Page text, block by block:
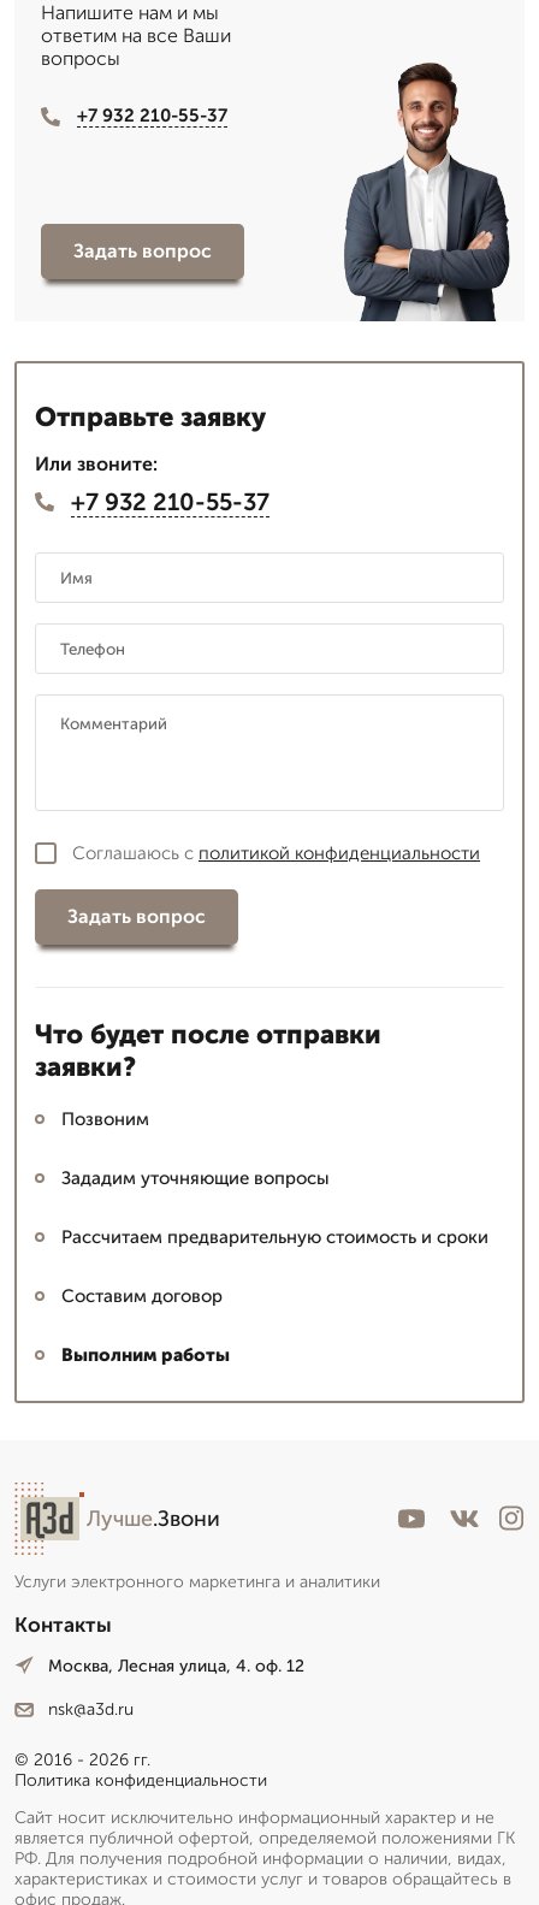
Напишите нам и мы
ответим на все Ваши
вопросы
+7 932 210-55-37
Задать вопрос
Отправьте заявку
Или звоните:
+7 932 210-55-37
Соглашаюсь с политикой конфиденциальности
Задать вопрос
Что будет после отправки
заявки?
Позвоним
Зададим уточняющие вопросы
Рассчитаем предварительную стоимость и сроки
Составим договор
Выполним работы
Лучше.Звони
Услуги электронного маркетинга и аналитики
Контакты
Москва, Лесная улица, 4. оф. 12
nsk@a3d.ru
© 2016 - 2026 гг.
Политика конфиденциальности
Сайт носит исключительно информационный характер и не
является публичной офертой, определяемой положениями ГК
РФ. Для получения подробной информации о наличии, видах,
характеристиках и стоимости услуг и товаров обращайтесь в
офис продаж.